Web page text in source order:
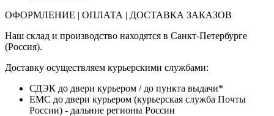
ОФОРМЛЕНИЕ | ОПЛАТА | ДОСТАВКА ЗАКАЗОВ
Наш склад и производство находятся в Санкт-Петербурге
(Россия).
Доставку осуществляем курьерскими службами:
СДЭК до двери курьером / до пункта выдачи*
ЕМС до двери курьером (курьерская служба Почты
России) - дальние регионы России